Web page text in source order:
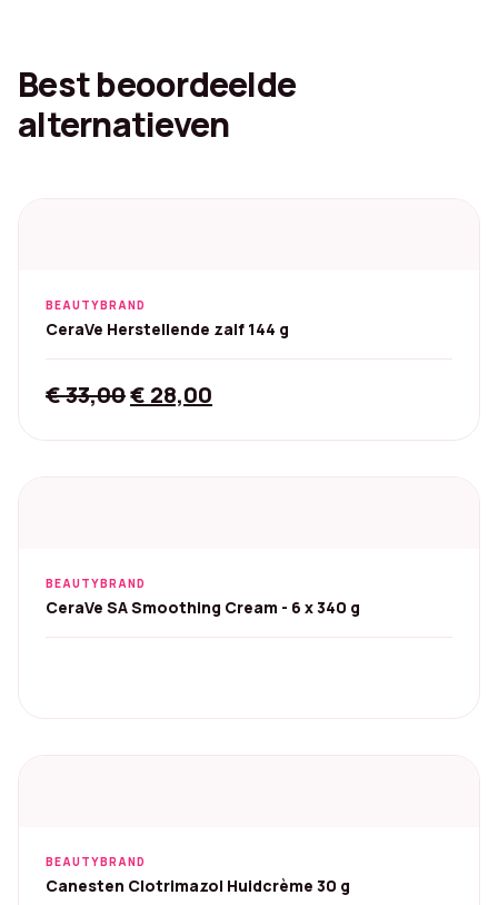
Best beoordeelde
alternatieven
BEAUTYBRAND
CeraVe Herstellende zalf 144 g
€33,00Original
€ 33,00.
€ 28,00
€ 28,00.
BEAUTYBRAND
CeraVe SA Smoothing Cream - 6 x 340 g
BEAUTYBRAND
Canesten Clotrimazol Huidcrème 30 g